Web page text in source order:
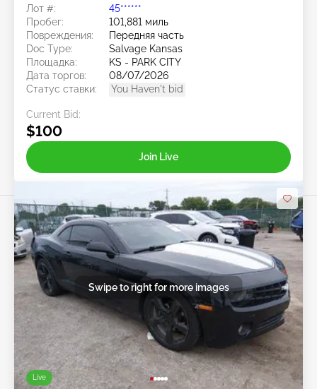
Лот #:
45******
Пробег:
101,881 миль
Повреждения:
Передняя часть
Doc Type:
Salvage Kansas
Площадка:
KS - PARK CITY
Дата торгов:
08/07/2026
Статус ставки:
You Haven't bid
Current Bid:
$100
Join Live
Live
Swipe to right for more images